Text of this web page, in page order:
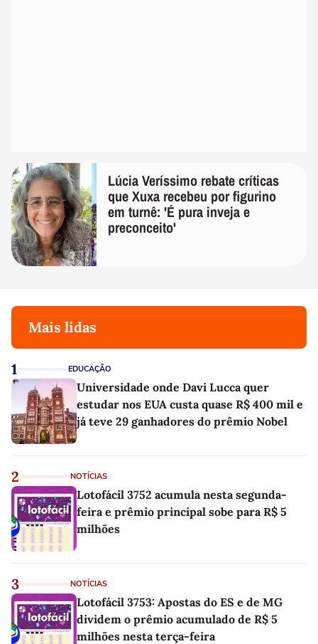
Lúcia Veríssimo rebate críticas
que Xuxa recebeu por figurino
em turnê: 'É pura inveja e
preconceito'
Mais lidas
1 EDUCAÇÃO
Universidade onde Davi Lucca quer
estudar nos EUA custa quase R$ 400 mil e
já teve 29 ganhadores do prêmio Nobel
2 NOTÍCIAS
Lotofácil 3752 acumula nesta segunda-
feira e prêmio principal sobe para R$ 5
milhões
3 NOTÍCIAS
Lotofácil 3753: Apostas do ES e de MG
dividem o prêmio acumulado de R$ 5
milhões nesta terça-feira